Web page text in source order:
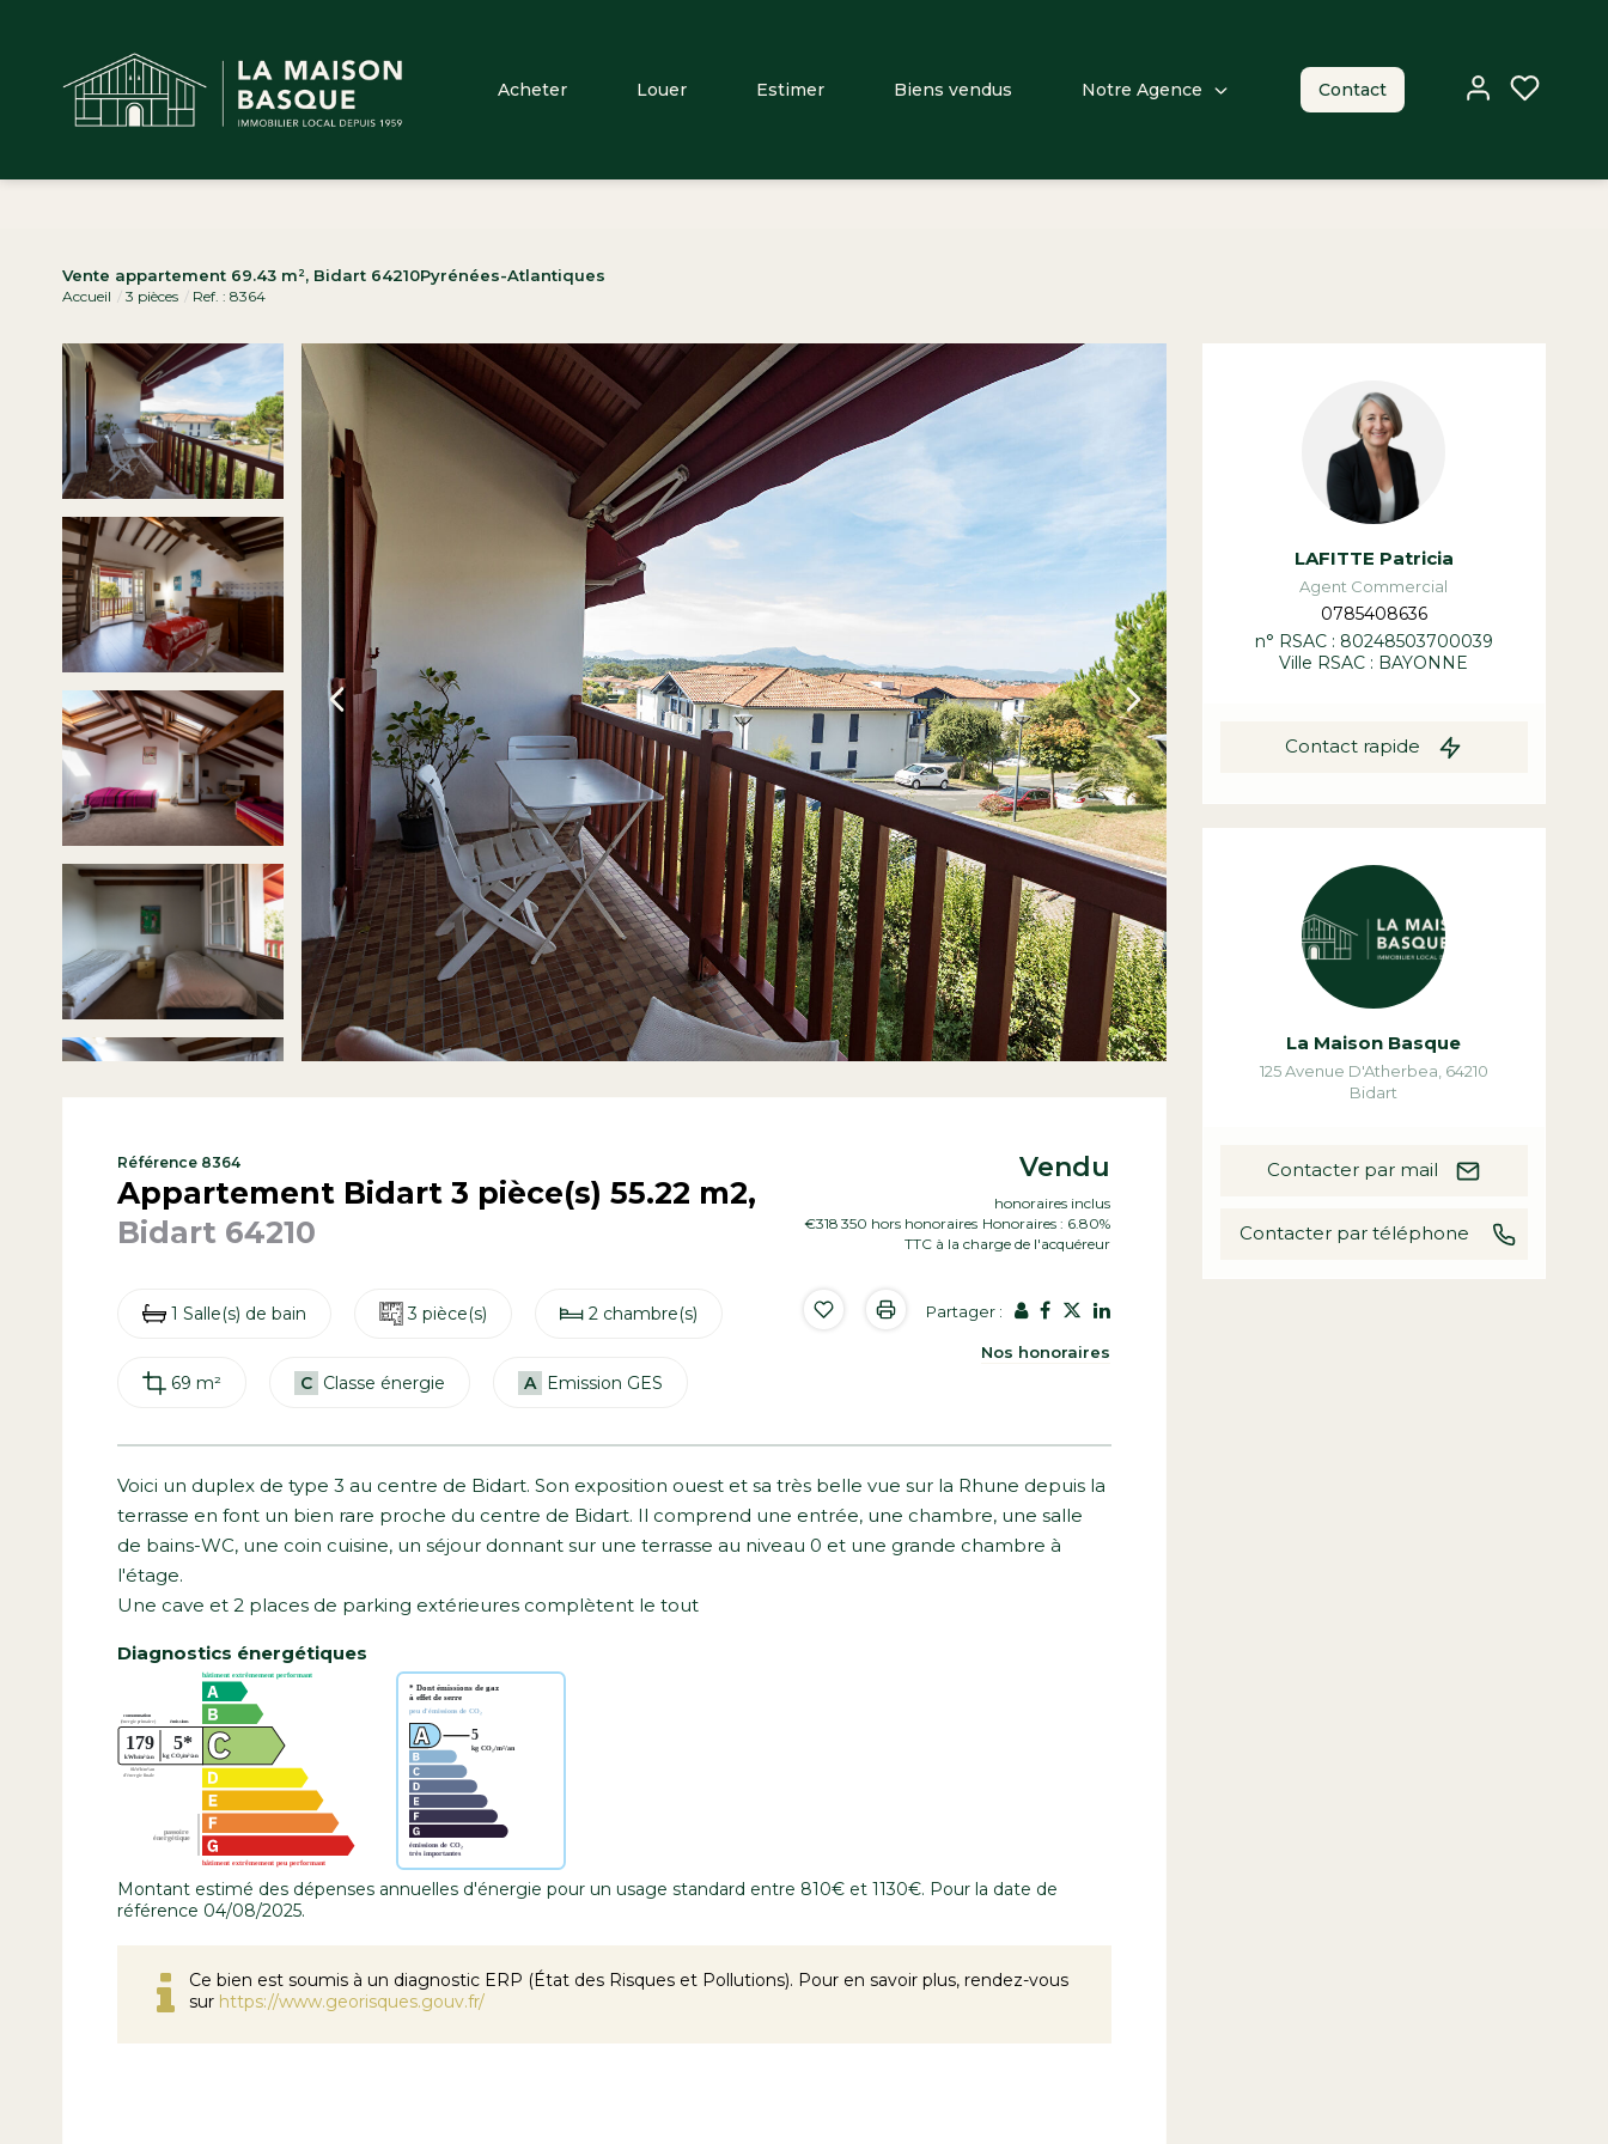
Acheter Louer Estimer Biens vendus Notre Agence Contact
Vente appartement 69.43 m², Bidart 64210Pyrénées-Atlantiques
Accueil 3 pièces Ref. : 8364
Référence 8364
Appartement Bidart 3 pièce(s) 55.22 m2,
Bidart 64210
1 Salle(s) de bain 3 pièce(s) 2 chambre(s)
69 m² C Classe énergie A Emission GES
Vendu
honoraires inclus
€318 350 hors honoraires Honoraires : 6.80%
TTC à la charge de l'acquéreur
Partager :
Nos honoraires
Voici un duplex de type 3 au centre de Bidart. Son exposition ouest et sa très belle vue sur la Rhune depuis la
terrasse en font un bien rare proche du centre de Bidart. Il comprend une entrée, une chambre, une salle
de bains-WC, une coin cuisine, un séjour donnant sur une terrasse au niveau 0 et une grande chambre à
l'étage.
Une cave et 2 places de parking extérieures complètent le tout
Diagnostics énergétiques
Montant estimé des dépenses annuelles d'énergie pour un usage standard entre 810€ et 1130€. Pour la date de
référence 04/08/2025.
Ce bien est soumis à un diagnostic ERP (État des Risques et Pollutions). Pour en savoir plus, rendez-vous
sur https://www.georisques.gouv.fr/
LAFITTE Patricia
Agent Commercial
0785408636
n° RSAC : 80248503700039
Ville RSAC : BAYONNE
Contact rapide
La Maison Basque
125 Avenue D'Atherbea 64210
Bidart
Contacter par mail
Contacter par téléphone